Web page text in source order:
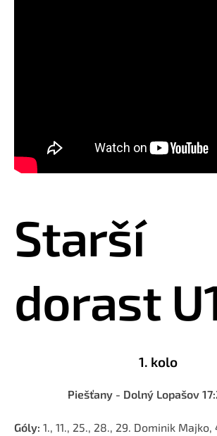
Starší
dorast
1. kolo
Piešťany - Dolný Lopašov
Góly: 1., 11., 25., 28., 29. Dominik